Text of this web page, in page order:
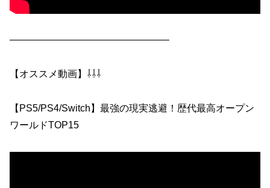
————————————————–
【オススメ動画】⇩⇩⇩
【PS5/PS4/Switch】最強の現実逃避！歴代最高オープン
ワールドTOP15